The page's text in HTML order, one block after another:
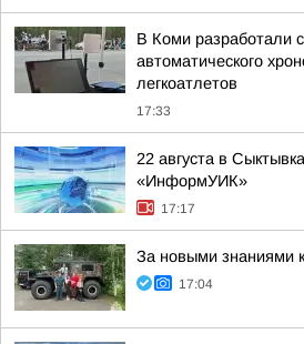
В Коми разработали
автоматического
легкоатлетов
17:33
22 августа в
«ИнформУИК»
17:17
За новыми знаниями
17:04